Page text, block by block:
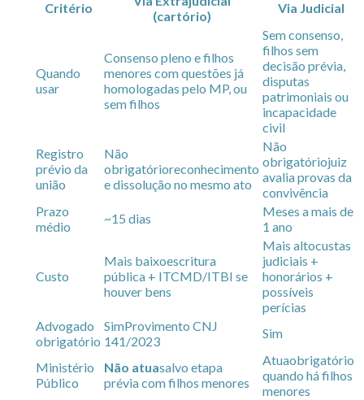
Critério
(cartório)
Via Judicial
Quando
usar
Consenso pleno e filhos
menores com questões já
homologadas pelo MP, ou
sem filhos
Sem consenso,
filhos sem
decisão prévia,
disputas
patrimoniais ou
incapacidade
civil
Registro
prévio da
união
Não
obrigatórioreconhecimento
e dissolução no mesmo ato
Não
obrigatóriojuiz
avalia provas da
convivência
Prazo
médio
~15 dias
Meses a mais de
1 ano
Custo
Mais baixoescritura
pública + ITCMD/ITBI se
houver bens
Mais altocustas
judiciais +
honorários +
possíveis
perícias
Advogado
obrigatório
SimProvimento CNJ
141/2023
Sim
Ministério
Público
Não atuasalvo etapa
prévia com filhos menores
Atuaobrigatório
quando há filhos
menores